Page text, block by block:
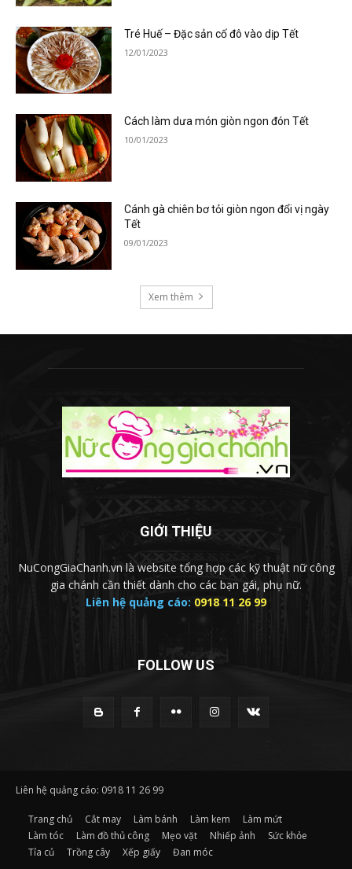
Tré Huế – Đặc sản cố đô vào dịp Tết
12/01/2023
Cách làm dưa món giòn ngon đón Tết
10/01/2023
Cánh gà chiên bơ tỏi giòn ngon đổi vị ngày
Tết
09/01/2023
Xem thêm
GIỚI THIỆU
NuCongGiaChanh.vn là website tổng hợp các kỹ thuật nữ công
gia chánh cần thiết dành cho các bạn gái, phụ nữ.
Liên hệ quảng cáo: 0918 11 26 99
FOLLOW US
Liên hệ quảng cáo: 0918 11 26 99
Trang chủ Cắt may Làm bánh Làm kem
Làm mứt
Làm tóc
Làm đồ thủ công Mẹo vặt Nhiếp ảnh
Sức khỏe
Tỉa củ
Trồng cây Xếp giấy Đan móc